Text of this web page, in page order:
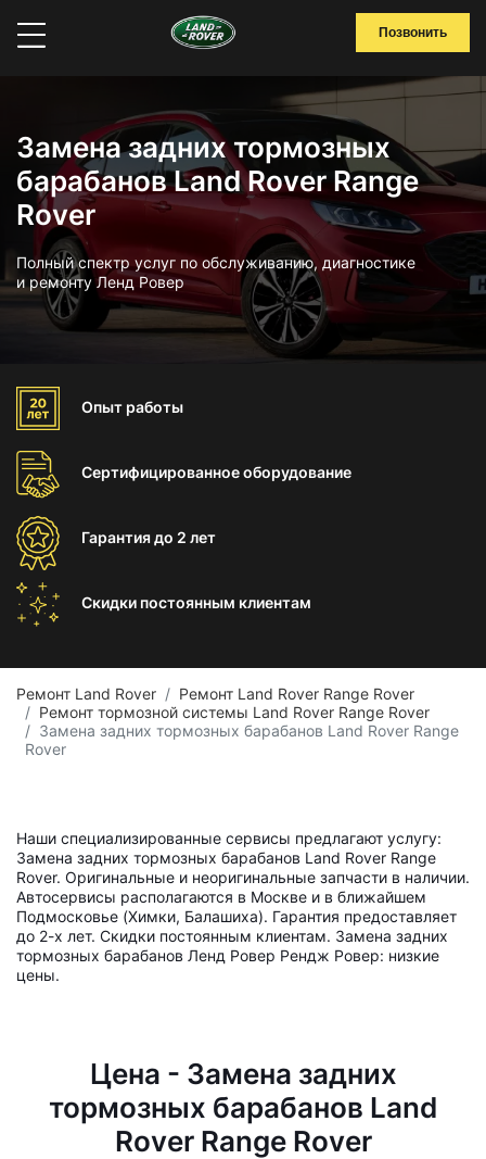
Позвонить
Замена задних тормозных
барабанов Land Rover Range
Rover
Полный спектр услуг по обслуживанию, диагностике
и ремонту Ленд Ровер
Опыт работы
Сертифицированноеоборудование
Гарантиядо 2 лет
Скидки постоянным клиентам
Ремонт Land Rover
Ремонт Land Rover Range Rover
Ремонт тормозной системы Land Rover Range Rover
Замена задних тормозных барабанов Land Rover Range
Rover
Наши специализированные сервисы предлагают услугу:
Замена задних тормозных барабанов Land Rover Range
Rover. Оригинальные и неоригинальные запчасти в наличии.
Автосервисы располагаются в Москве и в ближайшем
Подмосковье (Химки, Балашиха). Гарантия предоставляет
до 2-х лет. Скидки постоянным клиентам. Замена задних
тормозных барабанов Ленд Ровер Рендж Ровер: низкие
цены.
Цена - Замена задних
тормозных барабанов Land
Rover Range Rover